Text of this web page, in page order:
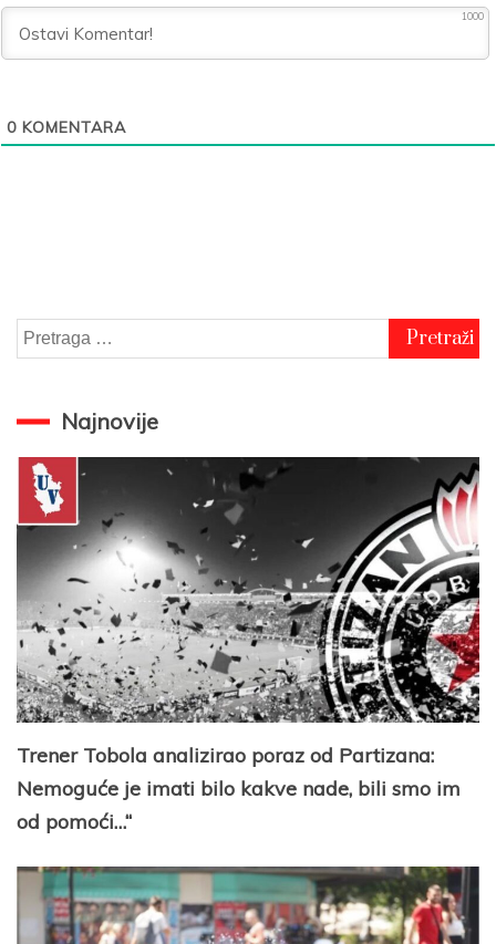
1000
0 KOMENTARA
Pretraga
za:
Najnovije
Trener Tobola analizirao poraz od Partizana:
Nemoguće je imati bilo kakve nade, bili smo im
od pomoći…“